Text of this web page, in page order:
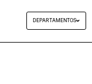
DEPARTAMENTOS